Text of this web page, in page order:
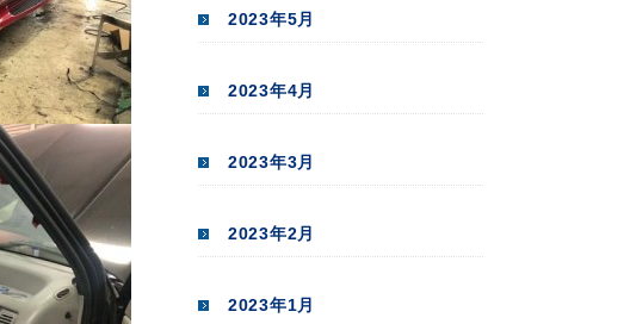
2023年5月
2023年4月
2023年3月
2023年2月
2023年1月